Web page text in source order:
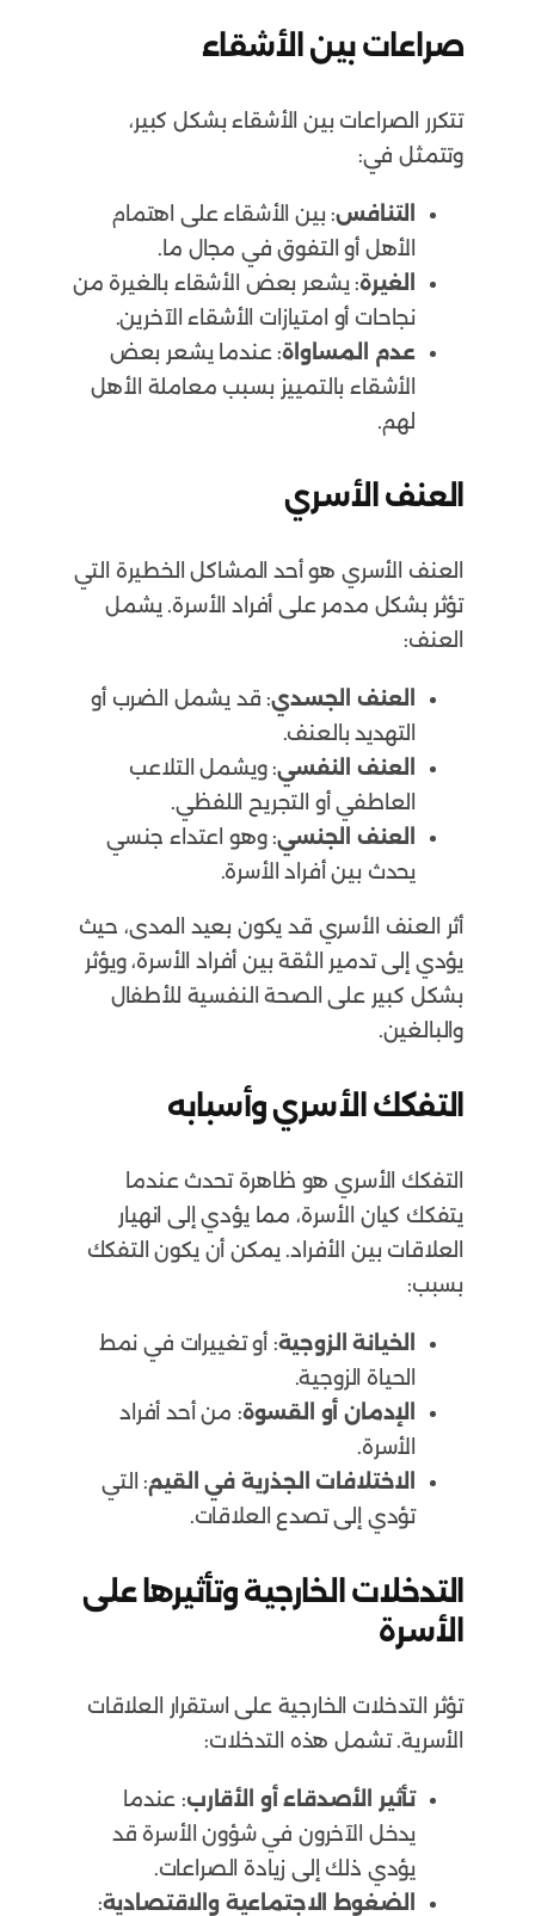
صراعات بين الأشقاء
تتكرر الصراعات بين الأشقاء بشكل كبير،
وتتمثل في:
التنافس: بين الأشقاء على اهتمام
الأهل أو التفوق في مجال ما.
الغيرة: يشعر بعض الأشقاء بالغيرة من
نجاحات أو امتيازات الأشقاء الآخرين.
عدم المساواة: عندما يشعر بعض
الأشقاء بالتمييز بسبب معاملة الأهل
لهم.
العنف الأسري
العنف الأسري هو أحد المشاكل الخطيرة التي
تؤثر بشكل مدمر على أفراد الأسرة. يشمل
العنف:
العنف الجسدي: قد يشمل الضرب أو
التهديد بالعنف.
العنف النفسي: ويشمل التلاعب
العاطفي أو التجريح اللفظي.
العنف الجنسي: وهو اعتداء جنسي
يحدث بين أفراد الأسرة.
أثر العنف الأسري قد يكون بعيد المدى، حيث
يؤدي إلى تدمير الثقة بين أفراد الأسرة، ويؤثر
بشكل كبير على الصحة النفسية للأطفال
والبالغين.
التفكك الأسري وأسبابه
التفكك الأسري هو ظاهرة تحدث عندما
يتفكك كيان الأسرة، مما يؤدي إلى انهيار
العلاقات بين الأفراد. يمكن أن يكون التفكك
بسبب:
الخيانة الزوجية: أو تغييرات في نمط
الحياة الزوجية.
الإدمان أو القسوة: من أحد أفراد
الأسرة.
الاختلافات الجذرية في القيم: التي
تؤدي إلى تصدع العلاقات.
التدخلات الخارجية وتأثيرها على
الأسرة
تؤثر التدخلات الخارجية على استقرار العلاقات
الأسرية. تشمل هذه التدخلات:
تأثير الأصدقاء أو الأقارب: عندما
يدخل الآخرون في شؤون الأسرة قد
يؤدي ذلك إلى زيادة الصراعات.
الضغوط الاجتماعية والاقتصادية: